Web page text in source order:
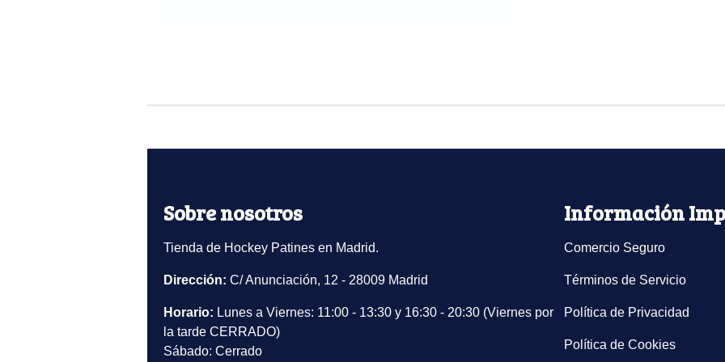
Sobre nosotros
Tienda de Hockey Patines en Madrid.
Dirección: C/ Anunciación, 12 - 28009 Madrid
Horario: Lunes a Viernes: 11:00 - 13:30 y 16:30 - 20:30 (Viernes por
la tarde CERRADO)
Sábado: Cerrado
Información
Comercio Seguro
Términos de Servicio
Política de Privacidad
Política de Cookies